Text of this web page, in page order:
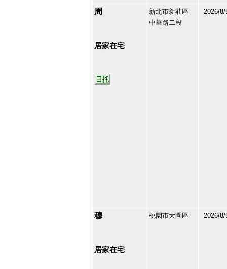
周
居家在宅
日托
新北市新莊區
中華路二段
2026/8/
穆
居家在宅
桃園市大園區 2026/8/